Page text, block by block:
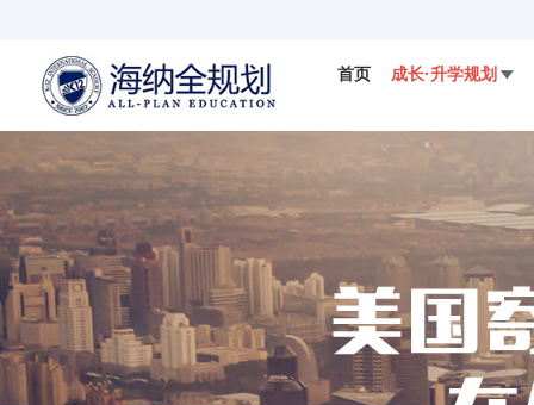
首页 成长·升学规划 
国际竞赛
数学AMC竞赛
DMM杜克数学竞赛